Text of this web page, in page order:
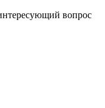
вопрос